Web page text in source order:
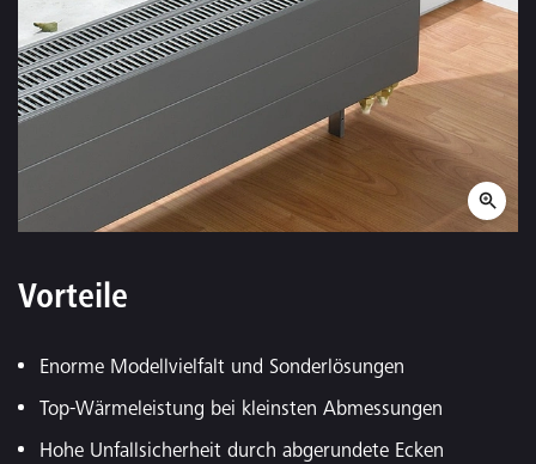
Vorteile
Enorme Modellvielfalt und Sonderlösungen
Top-Wärmeleistung bei kleinsten Abmessungen
Hohe Unfallsicherheit durch abgerundete Ecken